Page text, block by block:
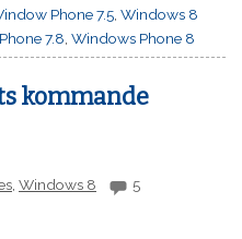
Phone 7.5 ,Windows 8
7.8 ,Windows Phone 8
kommande
,Windows 8
5